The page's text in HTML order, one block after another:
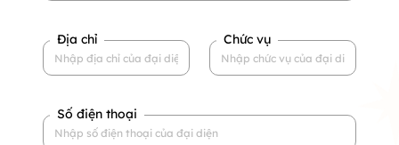
Địa chỉ Chức vụ
Số điện thoại